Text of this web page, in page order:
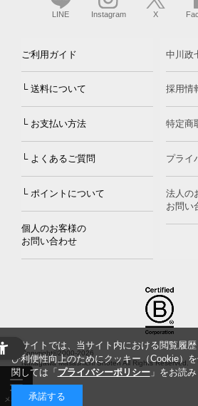
LINE Instagram X
ご利用ガイド
└ 送料について
└ お支払い方法
└ よくあるご質問
└ ポイントについて
個人のお客様の
お問い合わせ
中川政
採用情
特定商
プライ
法人の
お問い
Copyright©2000-2026
Nakagawa Masashichi Shoten All Rights Reserved.
当サイトでは、当サイト内における閲覧履
び利便性向上のためにクッキー（Cookie）
関しては「 プライバシーポリシー」をお読み
承諾する